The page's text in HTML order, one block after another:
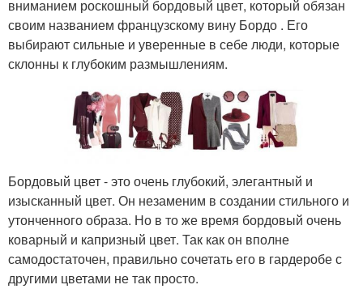
вниманием роскошный бордовый цвет, который обязан
своим названием французскому вину Бордо . Его
выбирают сильные и уверенные в себе люди, которые
склонны к глубоким размышлениям.
Бордовый цвет - это очень глубокий, элегантный и
изысканный цвет. Он незаменим в создании стильного и
утонченного образа. Но в то же время бордовый очень
коварный и капризный цвет. Так как он вполне
самодостаточен, правильно сочетать его в гардеробе с
другими цветами не так просто.